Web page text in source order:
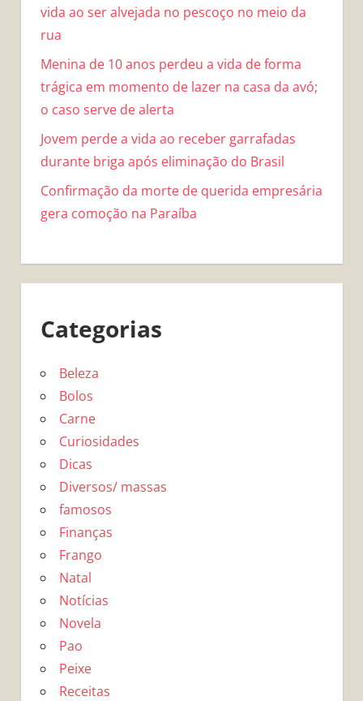
vida ao ser alvejada no pescoço no meio da
rua
Menina de 10 anos perdeu a vida de forma
trágica em momento de lazer na casa da avó;
o caso serve de alerta
Jovem perde a vida ao receber garrafadas
durante briga após eliminação do Brasil
Confirmação da morte de querida empresária
gera comoção na Paraíba
Categorias
Beleza
Bolos
Carne
Curiosidades
Dicas
Diversos/ massas
famosos
Finanças
Frango
Natal
Notícias
Novela
Pao
Peixe
Receitas